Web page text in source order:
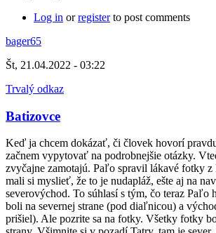
Log in orregisterto post comments
bager65
Št, 21.04.2022 - 03:22
Trvalý odkaz
Batizovce
Keď ja chcem dokázať, či človek hovorí
začnem vypytovať na podrobnejšie otázky.
zvyčajne zamotajú. Paľo spravil lákavé fotky z
mali si myslieť, že to je nudapláž, ešte aj na
severovýchod. To súhlasí s tým, čo teraz Paľo
boli na severnej strane (pod diaľnicou) a
prišiel). Ale pozrite sa na fotky. Všetky fotky